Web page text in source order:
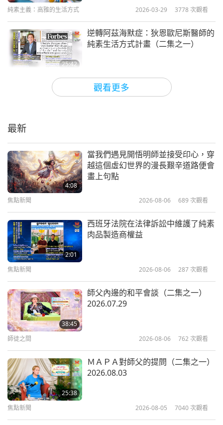
觀看更多
純素主義：高雅的生活方式 2026-03-29 3778 次觀看
25:42
逆轉阿茲海默症：狄恩歐尼斯醫師的
純素生活方式計畫（二集之一）
純素主義：高雅的生活方式 2026-03-24
純素巴西燉菜（二集之一）—大蕉莫
凱卡（大蕉燉菜）
恢復地球最初的盟約：Ｂ星球的願景
現成的純素酥皮點心食譜（二集之
珍妮莉亞和瑞提希‧德希穆克（皆為
最新
4:08
當我們遇見開悟明師並接受印心，穿
越這個虛幻世界的漫長艱辛道路便會
畫上句點
焦點新聞 2026-08-06 689 次觀看
2:01
西班牙法院在法律訴訟中維護了純素
肉品製造商權益
焦點新聞 2026-08-06 287次觀看
38:45
師父內邊的和平會談（二集之一）
2026.07.29
師徒之間 2026-08-06 762 次觀看
25:38
ＭＡＰＡ對師父的提問（二集之一）
2026.08.03
焦點新聞 2026-08-05 7040次觀看